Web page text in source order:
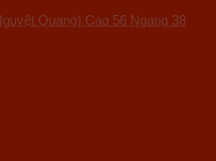
Quang) Cao 56 Ngang 38